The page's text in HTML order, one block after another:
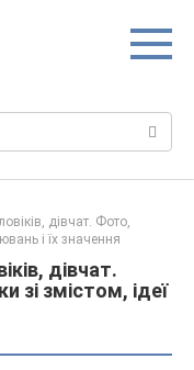
дівчат. Фото,
і їх значення
дівчат.
зі змістом, ідеї